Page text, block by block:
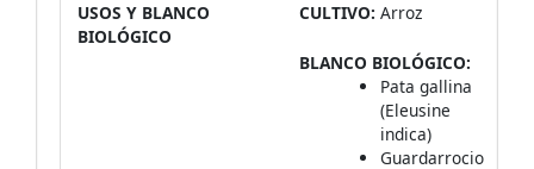
USOS Y BLANCO
BIOLÓGICO
CULTIVO: Arroz
BLANCO BIOLÓGICO:
Pata gallina
(Eleusine
indica)
Guardarrocio